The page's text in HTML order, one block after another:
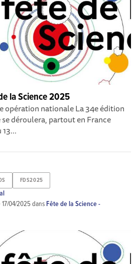
la Science 2025
opération nationale La 34e édition
se déroulera, partout en France
FDS2025
17/04/2025dans Fête de la Science -